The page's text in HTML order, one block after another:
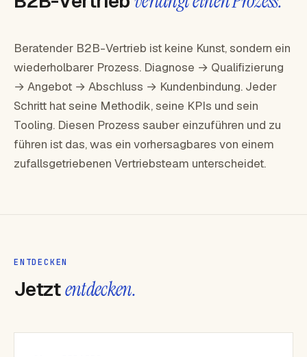
Beratender B2B-Vertrieb ist keine Kunst, sondern ein
wiederholbarer Prozess. Diagnose → Qualifizierung
→ Angebot → Abschluss → Kundenbindung. Jeder
Schritt hat seine Methodik, seine KPIs und sein
Tooling. Diesen Prozess sauber einzuführen und zu
führen ist das, was ein vorhersagbares von einem
zufallsgetriebenen Vertriebsteam unterscheidet.
ENTDECKEN
Jetztentdecken.